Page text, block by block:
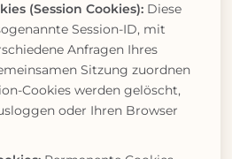
(Session Cookies): Diese
Session-ID, mit
Anfragen Ihres
Sitzung zuordnen
Cookies werden gelöscht,
oder Ihren Browser